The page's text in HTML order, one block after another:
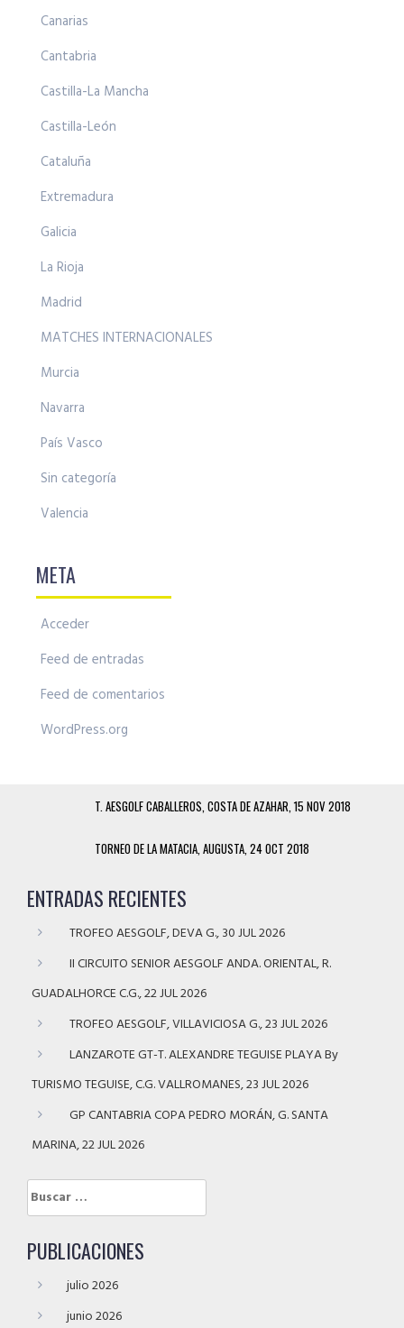
Canarias
Cantabria
Castilla-La Mancha
Castilla-León
Cataluña
Extremadura
Galicia
La Rioja
Madrid
MATCHES INTERNACIONALES
Murcia
Navarra
País Vasco
Sin categoría
Valencia
META
Acceder
Feed de entradas
Feed de comentarios
WordPress.org
T. AESGOLF CABALLEROS, COSTA DE AZAHAR, 15 NOV 2018
TORNEO DE LA MATACIA, AUGUSTA, 24 OCT 2018
ENTRADAS RECIENTES
TROFEO AESGOLF, DEVA G., 30 JUL 2026
II CIRCUITO SENIOR AESGOLF ANDA. ORIENTAL, R.
GUADALHORCE C.G., 22 JUL 2026
TROFEO AESGOLF, VILLAVICIOSA G., 23 JUL 2026
LANZAROTE GT-T. ALEXANDRE TEGUISE PLAYA By
TURISMO TEGUISE, C.G. VALLROMANES, 23 JUL 2026
GP CANTABRIA COPA PEDRO MORÁN, G. SANTA
MARINA, 22 JUL 2026
Buscar:
PUBLICACIONES
julio 2026
junio 2026